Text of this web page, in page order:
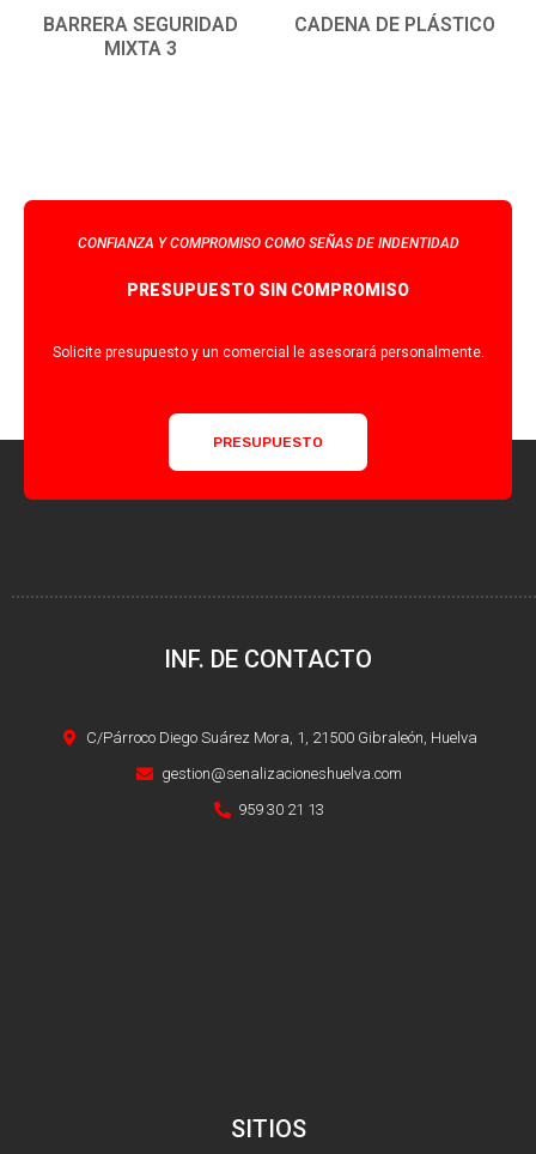
BARRERA SEGURIDAD
MIXTA 3
CADENA DE PLÁSTICO
CONFIANZA Y COMPROMISO COMO SEÑAS DE INDENTIDAD
PRESUPUESTO SIN COMPROMISO
Solicite presupuesto y un comercial le asesorará personalmente.
PRESUPUESTO
INF. DE CONTACTO
C/Párroco Diego Suárez Mora, 1, 21500 Gibraleón, Huelva
gestion@senalizacioneshuelva.com
959 30 21 13
SITIOS